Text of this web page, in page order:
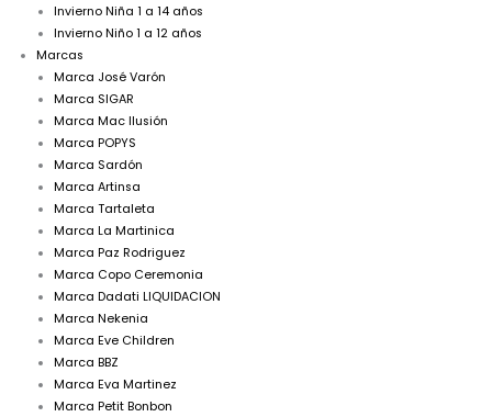
Invierno Niña 1 a 14 años
Invierno Niño 1 a 12 años
Marcas
Marca José Varón
Marca SIGAR
Marca Mac Ilusión
Marca POPYS
Marca Sardón
Marca Artinsa
Marca Tartaleta
Marca La Martinica
Marca Paz Rodriguez
Marca Copo Ceremonia
Marca Dadati LIQUIDACION
Marca Nekenia
Marca Eve Children
Marca BBZ
Marca Eva Martinez
Marca Petit Bonbon